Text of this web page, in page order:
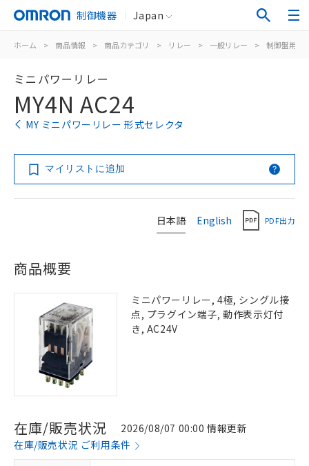
制御機器 Japan
ホーム > 商品情報 > 商品カテゴリ > リレー > 一般リレー > 制御盤用
ミニパワーリレー
MY4N AC24
MY ミニパワーリレー 形式セレクタ
マイリストに追加
日本語 English PDF出力
商品概要
ミニパワーリレー, 4極, シングル接
点, プラグイン端子, 動作表示灯付
き, AC24V
在庫/販売状況
2026/08/07 00:00 情報更新
在庫/販売状況 ご利用条件